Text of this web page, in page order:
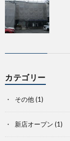
カテゴリー
その他(1)
新店オープン (1)